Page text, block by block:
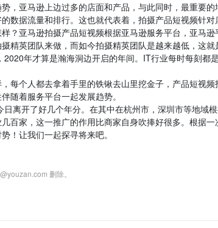
，亚马逊上边过多的店面和产品，与此同时，最重要
数据流量和排行。这也就代表着，拍摄产品短视频针
？亚马逊拍摄产品短视频根据亚马逊服务平台，亚马
精英团队来做，而如今拍摄精英团队是越来越低，这
年才算是瀚海洞边开启的年间。IT行业每时每刻都
每个人都去拿着手里的铁锹去山里挖金子，产品短视
随着服务平台一起发展趋势。
离开了好几个年分。在其中在杭州市，深圳市等地域
百家，这一推广的作用比商家自身吹捧好很多。根据
！让我们一起探寻将来吧。
删除。